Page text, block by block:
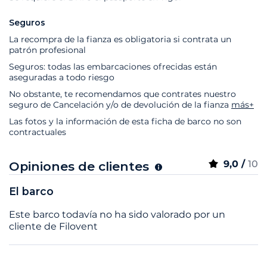
Seguros
La recompra de la fianza es obligatoria si contrata un
patrón profesional
Seguros: todas las embarcaciones ofrecidas están
aseguradas a todo riesgo
No obstante, te recomendamos que contrates nuestro
seguro de Cancelación y/o de devolución de la fianza más+
Las fotos y la información de esta ficha de barco no son
contractuales
Opiniones de clientes 9,0 / 10
El barco
Este barco todavía no ha sido valorado por un
cliente de Filovent